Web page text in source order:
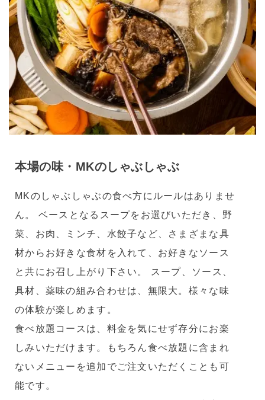
本場の味・MKのしゃぶしゃぶ
MKのしゃぶしゃぶの食べ方にルールはありませ
ん。 ベースとなるスープをお選びいただき、野
菜、お肉、ミンチ、水餃子など、さまざまな具
材からお好きな食材を入れて、お好きなソース
と共にお召し上がり下さい。 スープ、ソース、
具材、薬味の組み合わせは、無限大。様々な味
の体験が楽しめます。
食べ放題コースは、料金を気にせず存分にお楽
しみいただけます。もちろん食べ放題に含まれ
ないメニューを追加でご注文いただくことも可
能です。